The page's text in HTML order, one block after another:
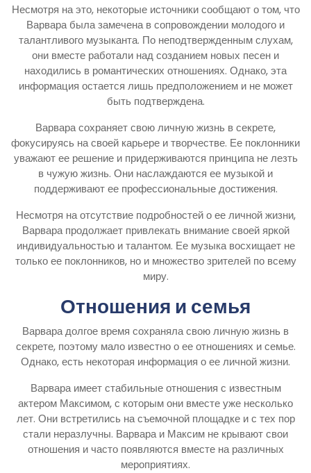
Несмотря на это, некоторые источники сообщают о том, что
Варвара была замечена в сопровождении молодого и
талантливого музыканта. По неподтвержденным слухам,
они вместе работали над созданием новых песен и
находились в романтических отношениях. Однако, эта
информация остается лишь предположением и не может
быть подтверждена.
Варвара сохраняет свою личную жизнь в секрете,
фокусируясь на своей карьере и творчестве. Ее поклонники
уважают ее решение и придерживаются принципа не лезть
в чужую жизнь. Они наслаждаются ее музыкой и
поддерживают ее профессиональные достижения.
Несмотря на отсутствие подробностей о ее личной жизни,
Варвара продолжает привлекать внимание своей яркой
индивидуальностью и талантом. Ее музыка восхищает не
только ее поклонников, но и множество зрителей по всему
миру.
Отношения и семья
Варвара долгое время сохраняла свою личную жизнь в
секрете, поэтому мало известно о ее отношениях и семье.
Однако, есть некоторая информация о ее личной жизни.
Варвара имеет стабильные отношения с известным
актером Максимом, с которым они вместе уже несколько
лет. Они встретились на съемочной площадке и с тех пор
стали неразлучны. Варвара и Максим не крывают свои
отношения и часто появляются вместе на различных
мероприятиях.